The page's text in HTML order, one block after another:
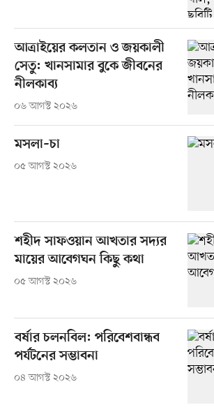
আত্রাইয়ের কলতান ও জয়কালী
সেতু: খানসামার বুকে জীবনের
নীলকাব্য
০৬ আগস্ট ২০২৬
মসলা–চা
০৫ আগস্ট ২০২৬
শহীদ সাফওয়ান আখতার সদ্যর
মায়ের আবেগঘন কিছু কথা
০৫ আগস্ট ২০২৬
বর্ষার চলনবিল: পরিবেশবান্ধব
পর্যটনের সম্ভাবনা
০৪ আগস্ট ২০২৬